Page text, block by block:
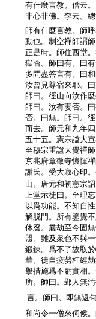
有什麼言教。僧云
非心非佛。李云。
師有什麼言教。師
動也。制空禪師謂
正是時。師住西堂
獄否。師曰有。曰
多問盡答言有。曰
汝曾見尊宿來耶。
師曰。徑山向汝作
師曰。汝有妻否。
否。曰無。師曰。
而去。師元和九年
五十五。憲宗諡大
至穆宗重諡大覺禪師
京兆府章敬寺懷惲
謝氏。受大寂心印
山。唐元和初憲宗
上堂示徒曰。至理
以爲功能。不知自
解脱門。所有鑒覺
休廢。曩劫至今固
照。雖及衆色不與
鍛錬。爲不了故取
華。徒自疲勞枉經
擧措施爲不虧實相
所。師曰。郢人無
言。師曰。即無返
和尚令一僧來伺候